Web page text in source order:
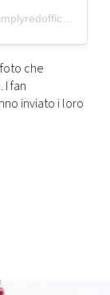
Un post condiviso da Simply Red HQ (@simplyredofficial)
che
I fan
inviato i loro